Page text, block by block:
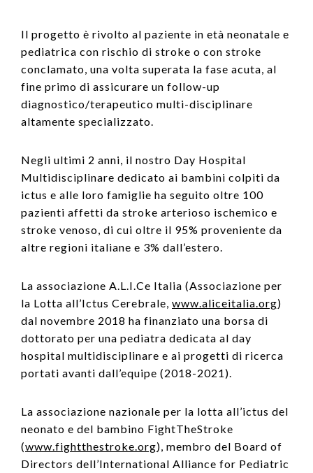
Il progetto è rivolto al paziente in età neonatale e
pediatrica con rischio di stroke o con stroke
conclamato, una volta superata la fase acuta, al
fine primo di assicurare un follow-up
diagnostico/terapeutico multi-disciplinare
altamente specializzato.
Negli ultimi 2 anni, il nostro Day Hospital
Multidisciplinare dedicato ai bambini colpiti da
ictus e alle loro famiglie ha seguito oltre 100
pazienti affetti da stroke arterioso ischemico e
stroke venoso, di cui oltre il 95% proveniente da
altre regioni italiane e 3% dall’estero.
La associazione A.L.I.Ce Italia (Associazione per
la Lotta all’Ictus Cerebrale, www.aliceitalia.org)
dal novembre 2018 ha finanziato una borsa di
dottorato per una pediatra dedicata al day
hospital multidisciplinare e ai progetti di ricerca
portati avanti dall’equipe (2018-2021).
La associazione nazionale per la lotta all’ictus del
neonato e del bambino FightTheStroke
(www.fightthestroke.org), membro del Board of
Directors dell’International Alliance for Pediatric